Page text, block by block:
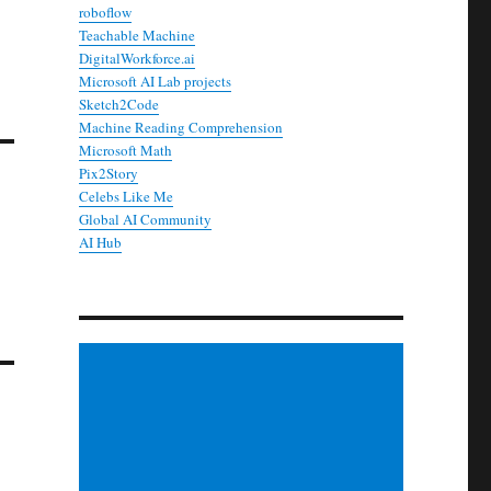
roboflow
Teachable Machine
DigitalWorkforce.ai
Microsoft AI Lab projects
Sketch2Code
Machine Reading Comprehension
Microsoft Math
Pix2Story
Celebs Like Me
Global AI Community
AI Hub